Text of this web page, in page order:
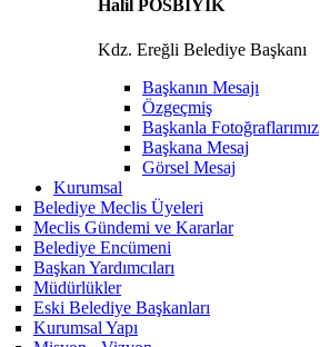
Halil POSBIYIK
Kdz. Ereğli Belediye Başkanı
Başkanın Mesajı
Özgeçmiş
Başkanla Fotoğraflarımız
Başkana Mesaj
Görsel Mesaj
Kurumsal
Belediye Meclis Üyeleri
Meclis Gündemi ve Kararlar
Belediye Encümeni
Başkan Yardımcıları
Müdürlükler
Eski Belediye Başkanları
Kurumsal Yapı